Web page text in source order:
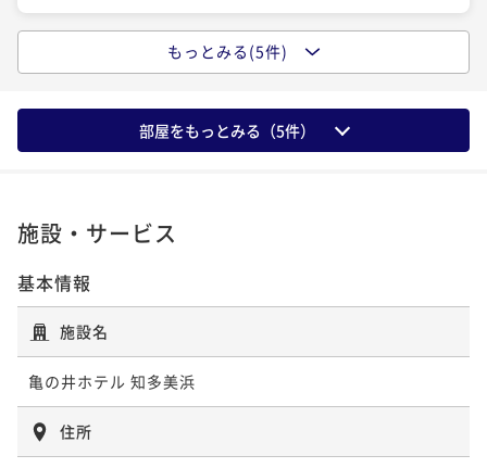
7日前から返金不可
ポイントアップ
【特別会席】知多半島と伊勢湾の味覚を堪能
二食付き 現地決済可 事前決済可
IN 15:00 - 18:00 OUT10:00
¥33,556~
【季節の会席】美浜の風に乗せて
二食付き 現地決済可 事前決済可
IN 15:00 - 20:00 OUT10:00
ポイント即利用で
【早期割28／土地の恵み会席】早期予約でオトクな価
格！※27日前から返金不可
二食付き 事前決済可
IN 15:00 - 18:00 OUT10:00
¥28,628~
もっとみる(5件)
部屋をもっとみる（5件）
施設・サービス
基本情報
施設名
亀の井ホテル 知多美浜
住所